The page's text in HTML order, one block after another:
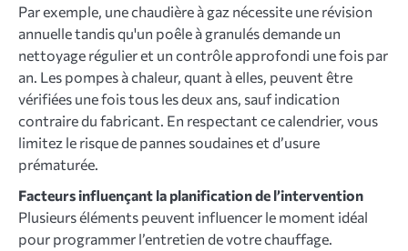
Par exemple, une chaudière à gaz nécessite une révision
annuelle tandis qu'un poêle à granulés demande un
nettoyage régulier et un contrôle approfondi une fois par
an. Les pompes à chaleur, quant à elles, peuvent être
vérifiées une fois tous les deux ans, sauf indication
contraire du fabricant. En respectant ce calendrier, vous
limitez le risque de pannes soudaines et d’usure
prématurée.
Facteurs influençant la planification de l’intervention
Plusieurs éléments peuvent influencer le moment idéal
pour programmer l’entretien de votre chauffage.